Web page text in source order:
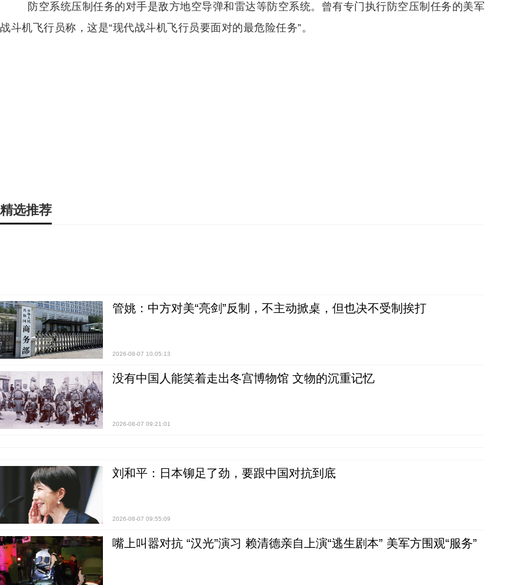
防空系统压制任务的对手是敌方地空导弹和雷达等防空系统。曾有专门执行防空压制任务的美军
战斗机飞行员称，这是“现代战斗机飞行员要面对的最危险任务”。
精选推荐
管姚：中方对美“亮剑”反制，不主动掀桌，但也决不受制挨打
2026-08-07 10:05:13
没有中国人能笑着走出冬宫博物馆 文物的沉重记忆
2026-08-07 09:21:01
刘和平：日本铆足了劲，要跟中国对抗到底
2026-08-07 09:55:09
嘴上叫嚣对抗 “汉光”演习 赖清德亲自上演“逃生剧本” 美军方围观“服务”